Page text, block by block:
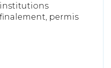
institutions
permis